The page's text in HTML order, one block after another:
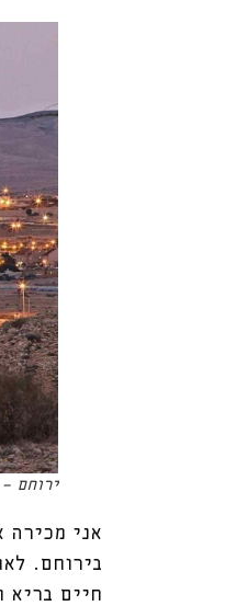
ירוחם -
אני מכירה
בירוחם.
חיים בריא